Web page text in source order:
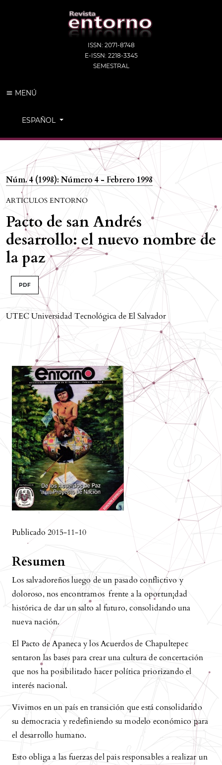
ISSN: 2071-8748
E-ISSN: 2218-3345
SEMESTRAL
MENÚ
CAMBIAR EL IDIOMA. EL IDIOMA ACTUAL ES:
ESPAÑOL
Núm. 4 (1998): Número 4 - Febrero 1998
ARTICULOS ENTORNO
Pacto de san Andrés
desarrollo: el nuevo nombre de
la paz
PDF
UTEC Universidad Tecnológica de El Salvador
Publicado 2015-11-10
Resumen
Los salvadoreños luego de un pasado conflictivo y
doloroso, nos encontramos frente a la oportun¡dad
histórica de dar un salto al futuro, consolidando una
nueva nación.
El Pacto de Apaneca y los Acuerdos de Chapultepec
sentaron las bases para crear una cultura de concertación
que nos ha posibilitado hacer política priorizando el
interés nacional.
Vivimos en un país en transición que está consolidando
su democracia y redefiniendo su modelo económico para
el desarrollo humano.
Esto obliga a las fuerzas del pais responsables a realizar un